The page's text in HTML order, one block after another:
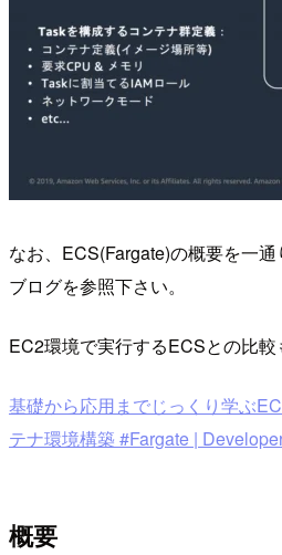
なお、ECS(Fargate)の概要を一
ブログを参照下さい。
EC2環境で実行するECSとの比較
基礎から応用までじっくり学ぶ
テナ環境構築 #Fargate |
概要